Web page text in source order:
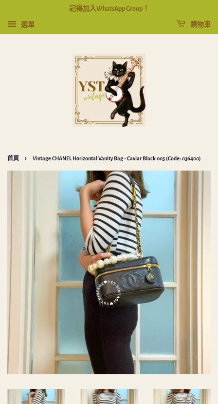
記得加入WhatsApp Group！
選單 購物車
首頁 › Vintage CHANEL Horizontal Vanity Bag - Caviar Black 005 (Code: 036400)